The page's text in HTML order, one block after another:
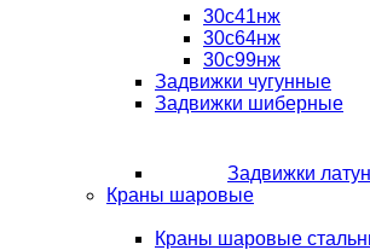
30с41нж
30с64нж
30с99нж
Задвижки чугунные
Задвижки шиберные
Задвижки
Краны шаровые
Краны шаровые